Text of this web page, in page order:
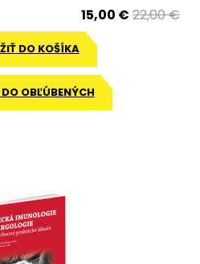
15,00 € 22,00 €
DO KOŠÍKA
OBĽÚBENÝCH